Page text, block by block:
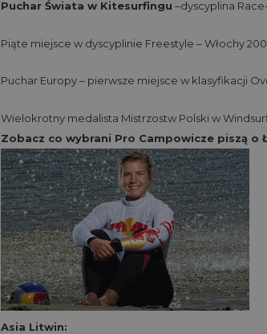
Puchar Świata w Kitesurfingu –dyscyplina
Piąte miejsce w dyscyplinie Freestyle – Włochy
Puchar Europy – pierwsze miejsce w klasyfikacji
Wielokrotny medalista Mistrzostw Polski w
Zobacz co wybrani Pro Campowicze piszą o
Asia Litwin: